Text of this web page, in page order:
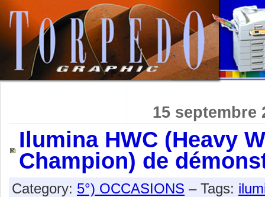
15 septembre
Ilumina HWC (Heavy
Champion) de
Category: 5°) OCCASIONS – Tags: